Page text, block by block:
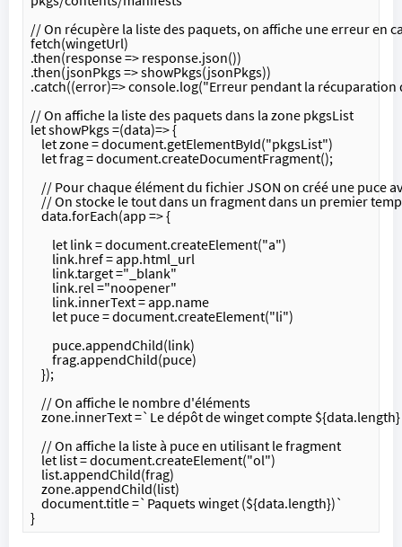
// On récupère la liste des paquets, on affiche une erreur en
fetch(wingetUrl)
.then(response => response.json())
.then(jsonPkgs => showPkgs(jsonPkgs))
.catch((error)=> console.log("Erreur pendant la récuparation
// On affiche la liste des paquets dans la zone pkgsList
let showPkgs =(data)=> {
let zone = document.getElementById("pkgsList")
let frag = document.createDocumentFragment();
// Pour chaque élément du fichier JSON on créé une puce
// On stocke le tout dans un fragment dans un premier
data.forEach(app => {
let link = document.createElement("a")
link.href = app.html_url
link.target ="_blank"
link.rel ="noopener"
link.innerText = app.name
let puce = document.createElement("li")
puce.appendChild(link)
frag.appendChild(puce)
});
// On affiche le nombre d'éléments
zone.innerText =`Le dépôt de winget compte ${data.length}
// On affiche la liste à puce en utilisant le fragment
let list = document.createElement("ol")
list.appendChild(frag)
zone.appendChild(list)
document.title =`Paquets winget (${data.length})`
}